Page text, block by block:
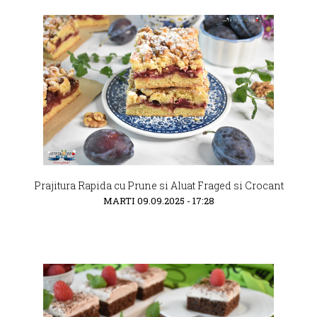
Prajitura Rapida cu Prune si Aluat Fraged si Crocant
MARTI 09.09.2025 - 17:28